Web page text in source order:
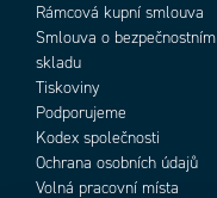
Rámcová kupní smlouva
Smlouva o bezpečnostním
skladu
Tiskoviny
Podporujeme
Kodex společnosti
Ochrana osobních údajů
Volná pracovní místa